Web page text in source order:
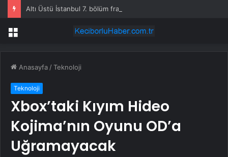
Altı Üstü İstanbul 7. bölüm fragmanı yayınlandı mı?
Menü
Anasayfa /Teknoloji
Teknoloji
Xbox’taki Kıyım Hideo
Kojima’nın Oyunu OD’a
Uğramayacak